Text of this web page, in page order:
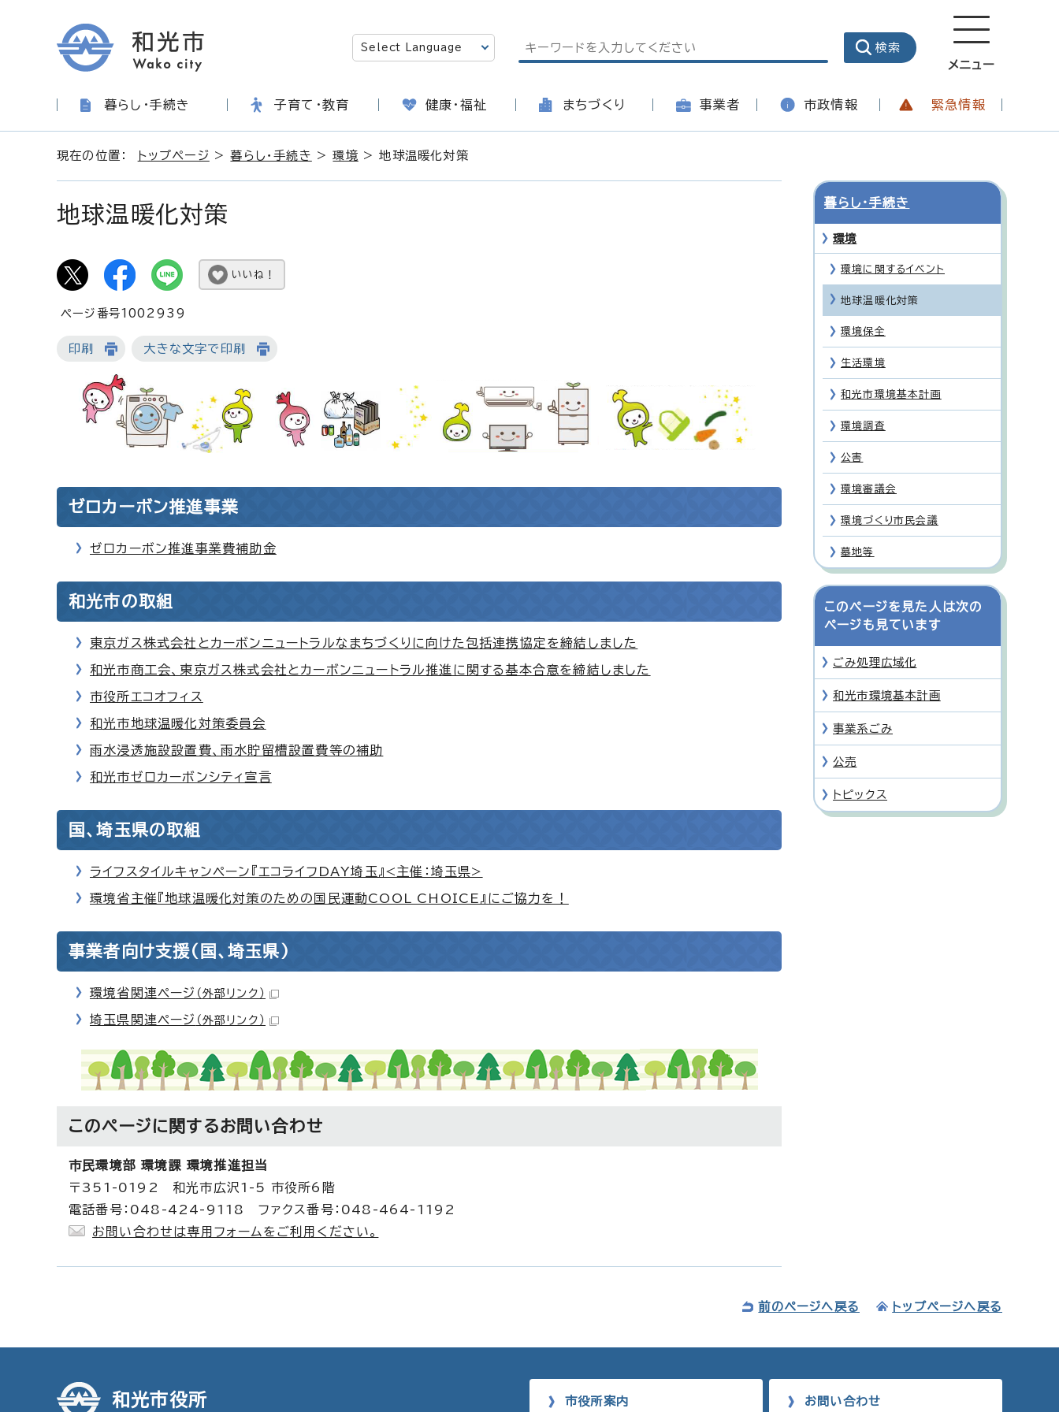
メニュー
暮らし・手続き 子育て・教育 健康・福祉 まちづくり 事業者 市政情報 緊急情報
現在の位置： トップページ >暮らし・手続き >環境 > 地球温暖化対策
地球温暖化対策
いいね！
ページ番号1002939
印刷 大きな文字で印刷
ゼロカーボン推進事業
ゼロカーボン推進事業費補助金
和光市の取組
東京ガス株式会社とカーボンニュートラルなまちづくりに向けた包括連携協定を締結しました
和光市商工会、東京ガス株式会社とカーボンニュートラル推進に関する基本合意を締結しました
市役所エコオフィス
和光市地球温暖化対策委員会
雨水浸透施設設置費、雨水貯留槽設置費等の補助
和光市ゼロカーボンシティ宣言
国、埼玉県の取組
ライフスタイルキャンペーン『エコライフDAY埼玉』<主催：埼玉県>
環境省主催『地球温暖化対策のための国民運動COOL CHOICE』にご協力を！
事業者向け支援(国、埼玉県)
環境省関連ページ （外部リンク）
埼玉県関連ページ （外部リンク）
このページに関するお問い合わせ
市民環境部 環境課 環境推進担当
〒351-0192 和光市広沢1-5 市役所6階
電話番号：048-424-9118 ファクス番号：048-464-1192
お問い合わせは専用フォームをご利用ください。
暮らし・手続き
環境
環境に関するイベント
地球温暖化対策
環境保全
生活環境
和光市環境基本計画
環境調査
公害
環境審議会
環境づくり市民会議
墓地等
このページを見た人は次の
ページも見ています
ごみ処理広域化
和光市環境基本計画
事業系ごみ
公売
トピックス
前のページへ戻る トップページへ戻る
和光市役所 市役所案内 お問い合わせ